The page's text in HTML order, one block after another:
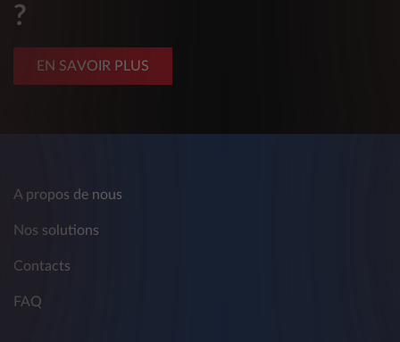
?
EN SAVOIR PLUS
A propos de nous
Nos solutions
Contacts
FAQ